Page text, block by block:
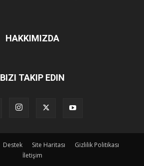
HAKKIMIZDA
BIZI TAKIP EDIN
Destek Site Haritası
Gizlilik Politikası
İletişim